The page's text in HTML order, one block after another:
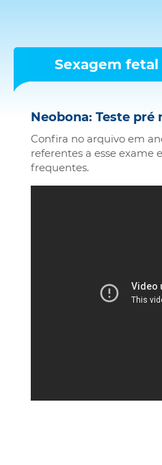
Sexagem fetal
Neobona: Teste pré
Confira no arquivo em
referentes a esse exame
frequentes.